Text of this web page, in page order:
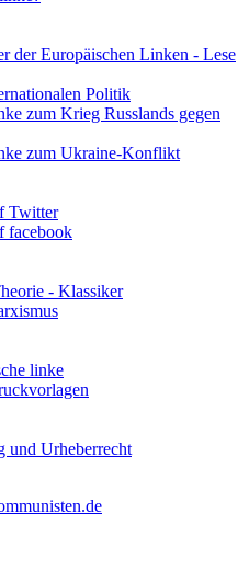
der Europäischen Linken - Lese
Politik
zum Krieg Russlands gegen
zum Ukraine-Konflikt
Twitter
facebook
- Klassiker
linke
und Urheberrecht